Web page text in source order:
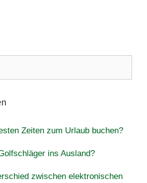
Zeiten zum Urlaub buchen?
ins Ausland?
zwischen elektronischen